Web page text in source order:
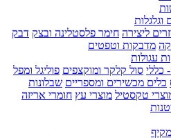
וגלגלות
ליצירה חימר פלסטלינה ובצק דבק
מדבקות וטפטים
עגולות
כללי סול קלקר ומוקצפים פוליגל ומפל
כלים מכשירים ומספריים שבלונות
טקסטיל מוצרי עץ חומרי אריזה